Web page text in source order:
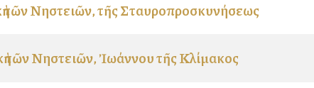
τῶν Νηστειῶν, τῆς Σταυροπροσκυνήσεως
τῶν Νηστειῶν, Ἰωάννου τῆς Κλίμακος